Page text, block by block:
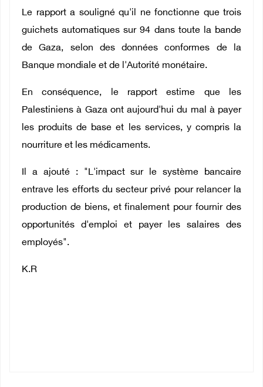
Le rapport a souligné qu'il ne fonctionne que trois
guichets automatiques sur 94 dans toute la bande
de Gaza, selon des données conformes de la
Banque mondiale et de l'Autorité monétaire.
En conséquence, le rapport estime que les
Palestiniens à Gaza ont aujourd'hui du mal à payer
les produits de base et les services, y compris la
nourriture et les médicaments.
Il a ajouté : "L'impact sur le système bancaire
entrave les efforts du secteur privé pour relancer la
production de biens, et finalement pour fournir des
opportunités d'emploi et payer les salaires des
employés".
K.R